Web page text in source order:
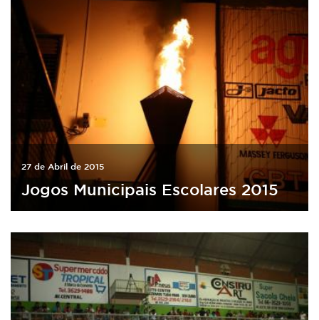
27 de Abril de 2015
Jogos Municipais Escolares 2015